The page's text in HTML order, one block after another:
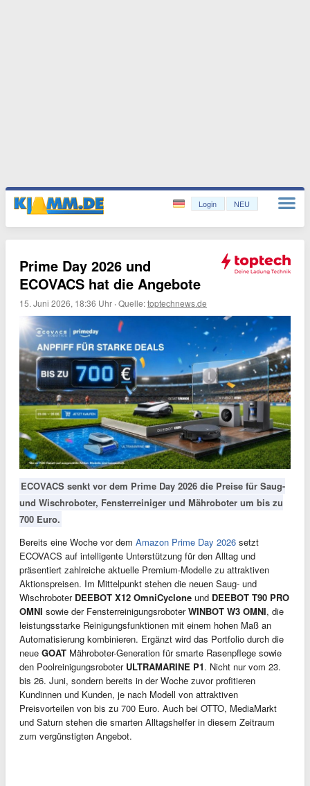
Login NEU
Prime Day 2026 und
ECOVACS hat die Angebote
15. Juni 2026, 18:36 Uhr ·Quelle:toptechnews.de
ECOVACS senkt vor dem Prime Day 2026 die Preise für Saug-
und Wischroboter, Fensterreiniger und Mähroboter um bis zu
700 Euro.
Bereits eine Woche vor dem Amazon Prime Day 2026 setzt
ECOVACS auf intelligente Unterstützung für den Alltag und
präsentiert zahlreiche aktuelle Premium-Modelle zu attraktiven
Aktionspreisen. Im Mittelpunkt stehen die neuen Saug- und
WischroboterDEEBOT X12 OmniCyclone und DEEBOT T90 PRO
OMNI sowie der FensterreinigungsroboterWINBOT W3 OMNI, die
leistungsstarke Reinigungsfunktionen mit einem hohen Maß an
Automatisierung kombinieren. Ergänzt wird das Portfolio durch die
neue GOAT Mähroboter-Generation für smarte Rasenpflege sowie
den Poolreinigungsroboter ULTRAMARINE P1. Nicht nur vom 23.
bis 26. Juni, sondern bereits in der Woche zuvor profitieren
Kundinnen und Kunden, je nach Modell von attraktiven
Preisvorteilen von bis zu 700 Euro. Auch bei OTTO, MediaMarkt
und Saturn stehen die smarten Alltagshelfer in diesem Zeitraum
zum vergünstigten Angebot.